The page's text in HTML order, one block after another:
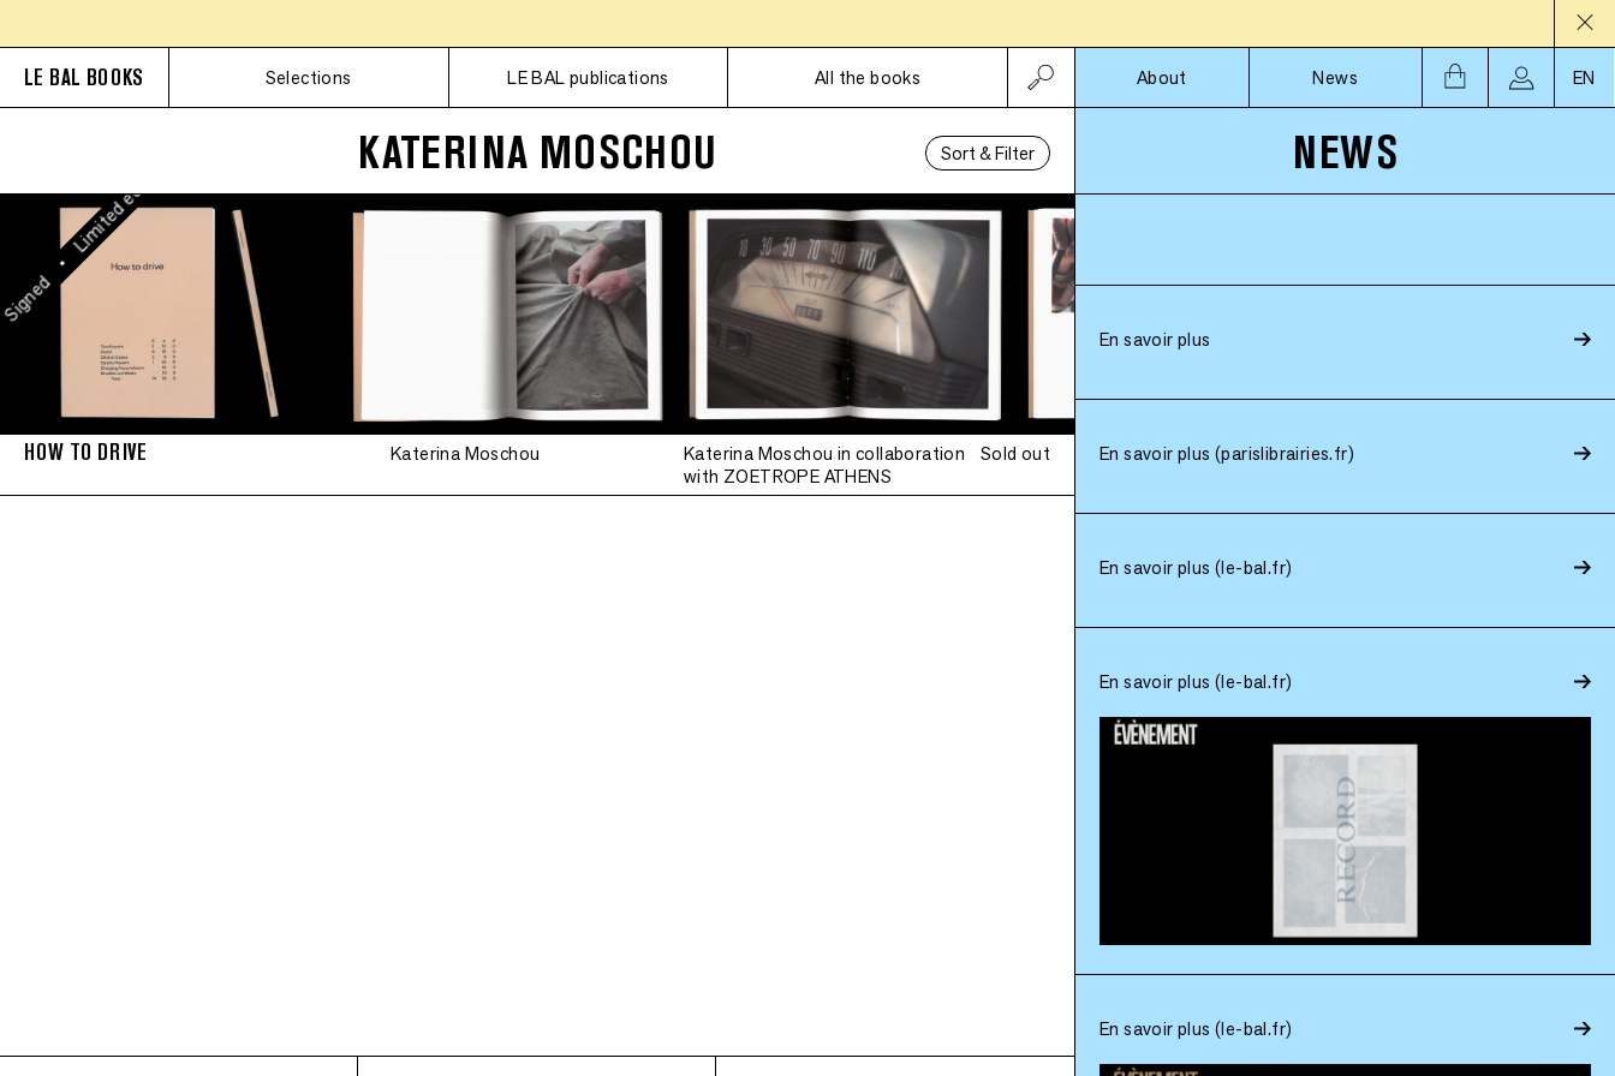
LE BAL BOOKS Selections LE BAL publications All the books
Subscriptions
About
News EN
KATERINA MOSCHOU Sort & Filter
•
Limited edition
Signed
Limited edition
HOW TO DRIVE Katerina Moschou
Katerina Moschou in collaboration
with ZOETROPE ATHENS
Sold out
NEWS
En savoir plus
En savoir plus (parislibrairies.fr)
En savoir plus (le-bal.fr)
En savoir plus (le-bal.fr)
En savoir plus (le-bal.fr)